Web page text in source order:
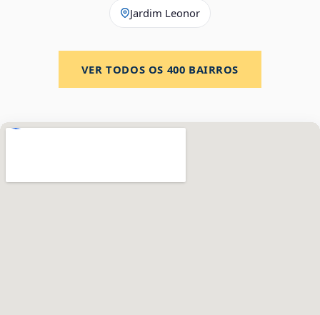
Jardim Leonor
VER TODOS OS 400 BAIRROS